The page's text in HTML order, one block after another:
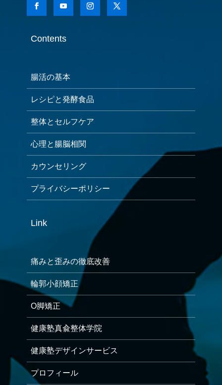
Contents
腸活の基本
レシピと発酵食品
整体とセルフケア
心理と腸脳相関
カウンセリング
プライバシーポリシー
Link
痛みと歪みの徹底改善
輪郭小顔矯正
O脚矯正
健康塾真兪整体学院
健康塾デザインサービス
プロフィール